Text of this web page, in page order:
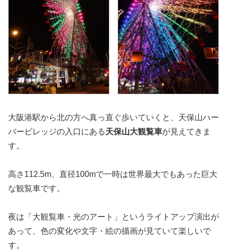
大阪港駅から北の方へ真っ直ぐ歩いていくと、天保山ハー
バービレッジの入口にある天保山大観覧車が見えてきま
す。
高さ112.5m、直径100mで一時は世界最大でもあった巨大
な観覧車です。
夜は「大観覧車・光のアート」というライトアップ演出が
あって、色の変化や文字・絵の描画が見ていて楽しいで
す。